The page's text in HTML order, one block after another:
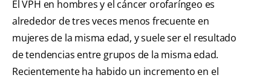
El VPH en hombres y el cáncer orofaríngeo es
alrededor de tres veces menos frecuente en
mujeres de la misma edad, y suele ser el resultado
de tendencias entre grupos de la misma edad.
Recientemente ha habido un incremento en el